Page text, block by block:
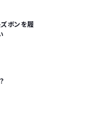
ボンを履